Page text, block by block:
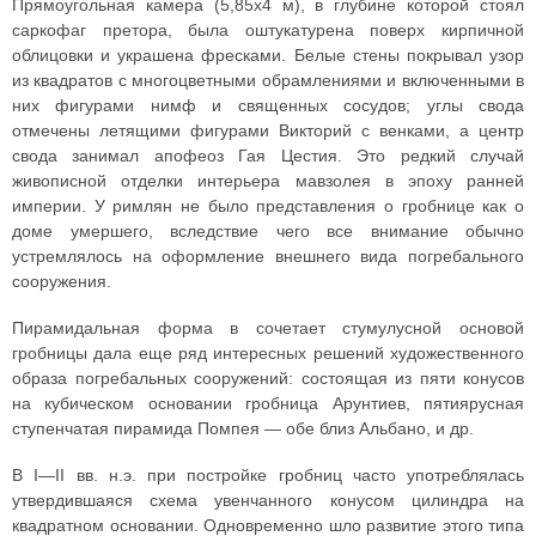
Прямоугольная камера (5,85x4 м), в глубине которой стоял
саркофаг претора, была оштукатурена поверх кирпичной
облицовки и украшена фресками. Белые стены покрывал узор
из квадратов с многоцветными обрамлениями и включенными в
них фигурами нимф и священных сосудов; углы свода
отмечены летящими фигурами Викторий с венками, а центр
свода занимал апофеоз Гая Цестия. Это редкий случай
живописной отделки интерьера мавзолея в эпоху ранней
империи. У римлян не было представления о гробнице как о
доме умершего, вследствие чего все внимание обычно
устремлялось на оформление внешнего вида погребального
сооружения.
Пирамидальная форма в сочетает стумулусной основой
гробницы дала еще ряд интересных решений художественного
образа погребальных сооружений: состоящая из пяти конусов
на кубическом основании гробница Арунтиев, пятиярусная
ступенчатая пирамида Помпея — обе близ Альбано, и др.
В I—II вв. н.э. при постройке гробниц часто употреблялась
утвердившаяся схема увенчанного конусом цилиндра на
квадратном основании. Одновременно шло развитие этого типа